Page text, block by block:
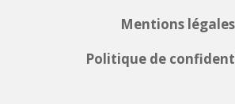
Mentions légales
Politique de